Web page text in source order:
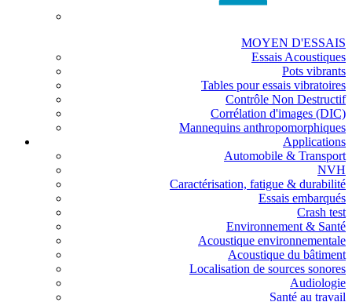
MOYEN D'ESSAIS
Essais Acoustiques
Pots vibrants
Tables pour essais vibratoires
Contrôle Non Destructif
Corrélation d'images (DIC)
Mannequins anthropomorphiques
Applications
Automobile & Transport
NVH
Caractérisation, fatigue & durabilité
Essais embarqués
Crash test
Environnement & Santé
Acoustique environnementale
Acoustique du bâtiment
Localisation de sources sonores
Audiologie
Santé au travail